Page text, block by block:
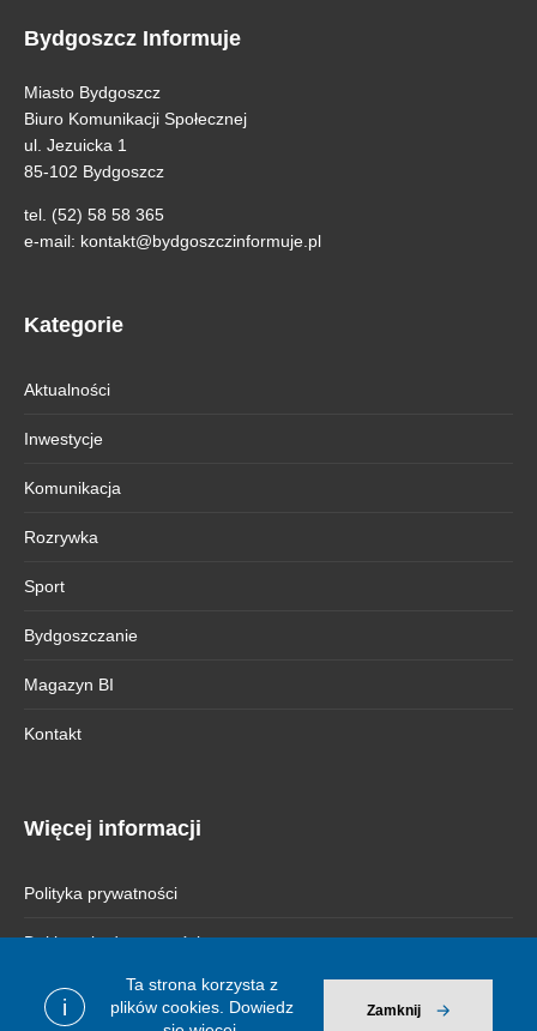
i
Ta strona korzysta z
plików cookies. Dowiedz
Zamknij
Bydgoszcz Informuje
Miasto Bydgoszcz
Biuro Komunikacji Społecznej
ul. Jezuicka 1
85-102 Bydgoszcz
tel. (52) 58 58 365
e-mail: kontakt@bydgoszczinformuje.pl
Kategorie
Aktualności
Inwestycje
Komunikacja
Rozrywka
Sport
Bydgoszczanie
Magazyn BI
Kontakt
Więcej informacji
Polityka prywatności
Deklaracja dostępności